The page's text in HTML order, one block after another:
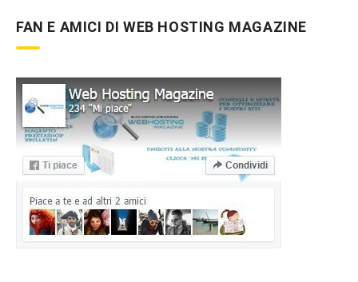
FAN E AMICI DI WEB HOSTING MAGAZINE